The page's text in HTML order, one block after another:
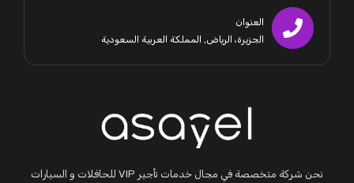
العنوان
الجزيرة، الرياض, المملكة العربية السعودية
نحن شركة متخصصة في مجال خدمات تأجير VIP للحافلات و السيارات